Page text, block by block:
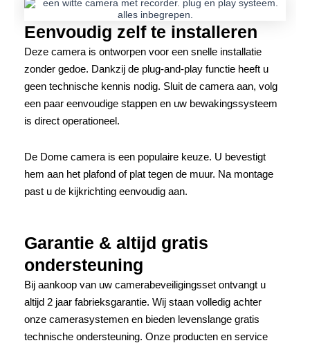
Eenvoudig zelf te installeren
Deze camera is ontworpen voor een snelle installatie
zonder gedoe. Dankzij de plug-and-play functie heeft u
geen technische kennis nodig. Sluit de camera aan, volg
een paar eenvoudige stappen en uw bewakingssysteem
is direct operationeel.
De Dome camera is een populaire keuze. U bevestigt
hem aan het plafond of plat tegen de muur. Na montage
past u de kijkrichting eenvoudig aan.
Garantie & altijd gratis
ondersteuning
Bij aankoop van uw camerabeveiligingsset ontvangt u
altijd 2 jaar fabrieksgarantie. Wij staan volledig achter
onze camerasystemen en bieden levenslange gratis
technische ondersteuning. Onze producten en service